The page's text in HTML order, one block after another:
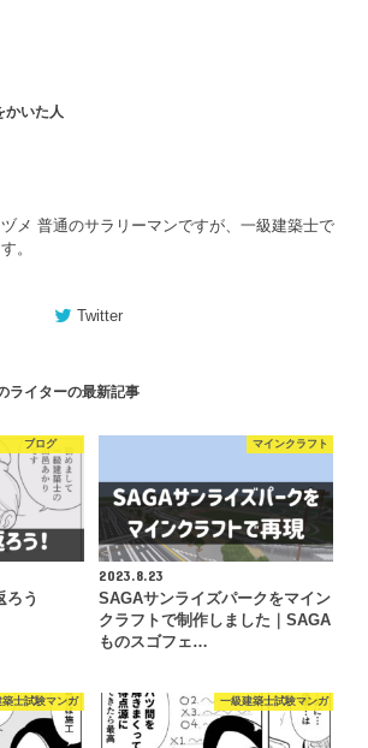
かいた人
メ 普通のサラリーマンですが、一級建築士で
。
Twitter
ライターの最新記事
ブログ
ろう
マインクラフト
2023.8.23
SAGAサンライズパークをマイン
クラフトで制作しました｜SAGA
ものスゴフェ…
築士試験マンガ 一級建築士試験マンガ